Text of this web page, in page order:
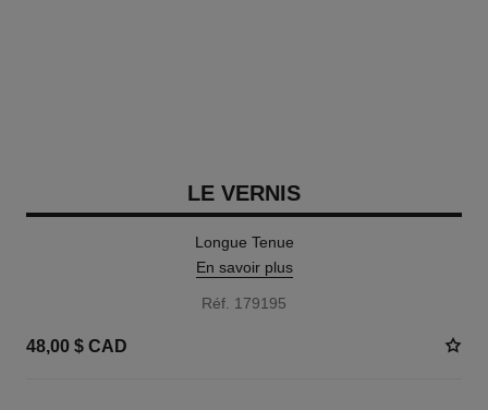
LE VERNIS
Longue Tenue
En savoir plus
Réf. 179195
48,00 $ CAD